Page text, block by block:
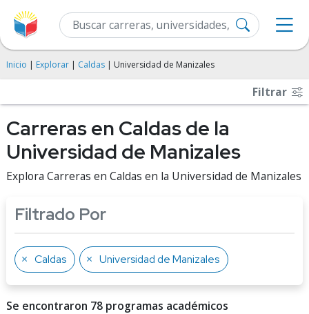
Inicio | Explorar | Caldas | Universidad de Manizales
Filtrar
Carreras en Caldas de la
Universidad de Manizales
Explora Carreras en Caldas en la Universidad de Manizales
Filtrado Por
Caldas Universidad de Manizales
Se encontraron 78 programas académicos